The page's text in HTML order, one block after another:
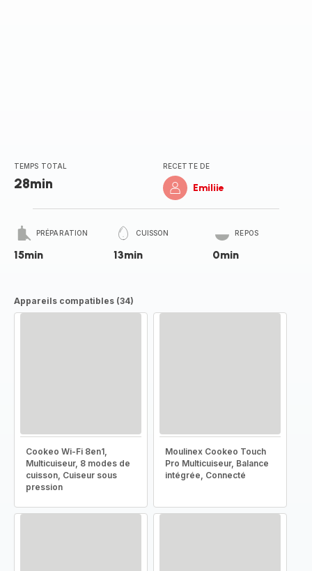
TEMPS TOTAL
28min
RECETTE DE
Emiliie
PRÉPARATION
15min
CUISSON
13min
REPOS
0min
Appareils compatibles (34)
Cookeo Wi-Fi 8en1,
Multicuiseur, 8 modes de
cuisson, Cuiseur sous
pression
Moulinex Cookeo Touch
Pro Multicuiseur, Balance
intégrée, Connecté